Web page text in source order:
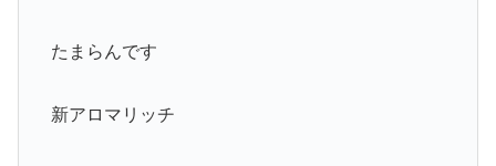
たまらんです
新アロマリッチ